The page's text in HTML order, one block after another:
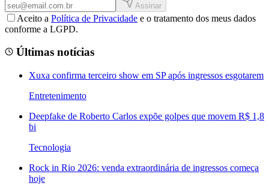
Assinar
Aceito a Política de Privacidade e o tratamento dos meus dados
conforme a LGPD.
Últimas notícias
Xuxa confirma terceiro show em SP após ingressos esgotarem
Entretenimento
Deepfake de Roberto Carlos expõe golpes que movem R$ 1,8
bi
Tecnologia
Rock in Rio 2026: venda extraordinária de ingressos começa
hoje